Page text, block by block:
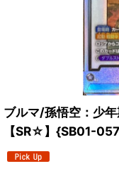
ブルマ/孫悟空：少
【SR☆】{SB01-